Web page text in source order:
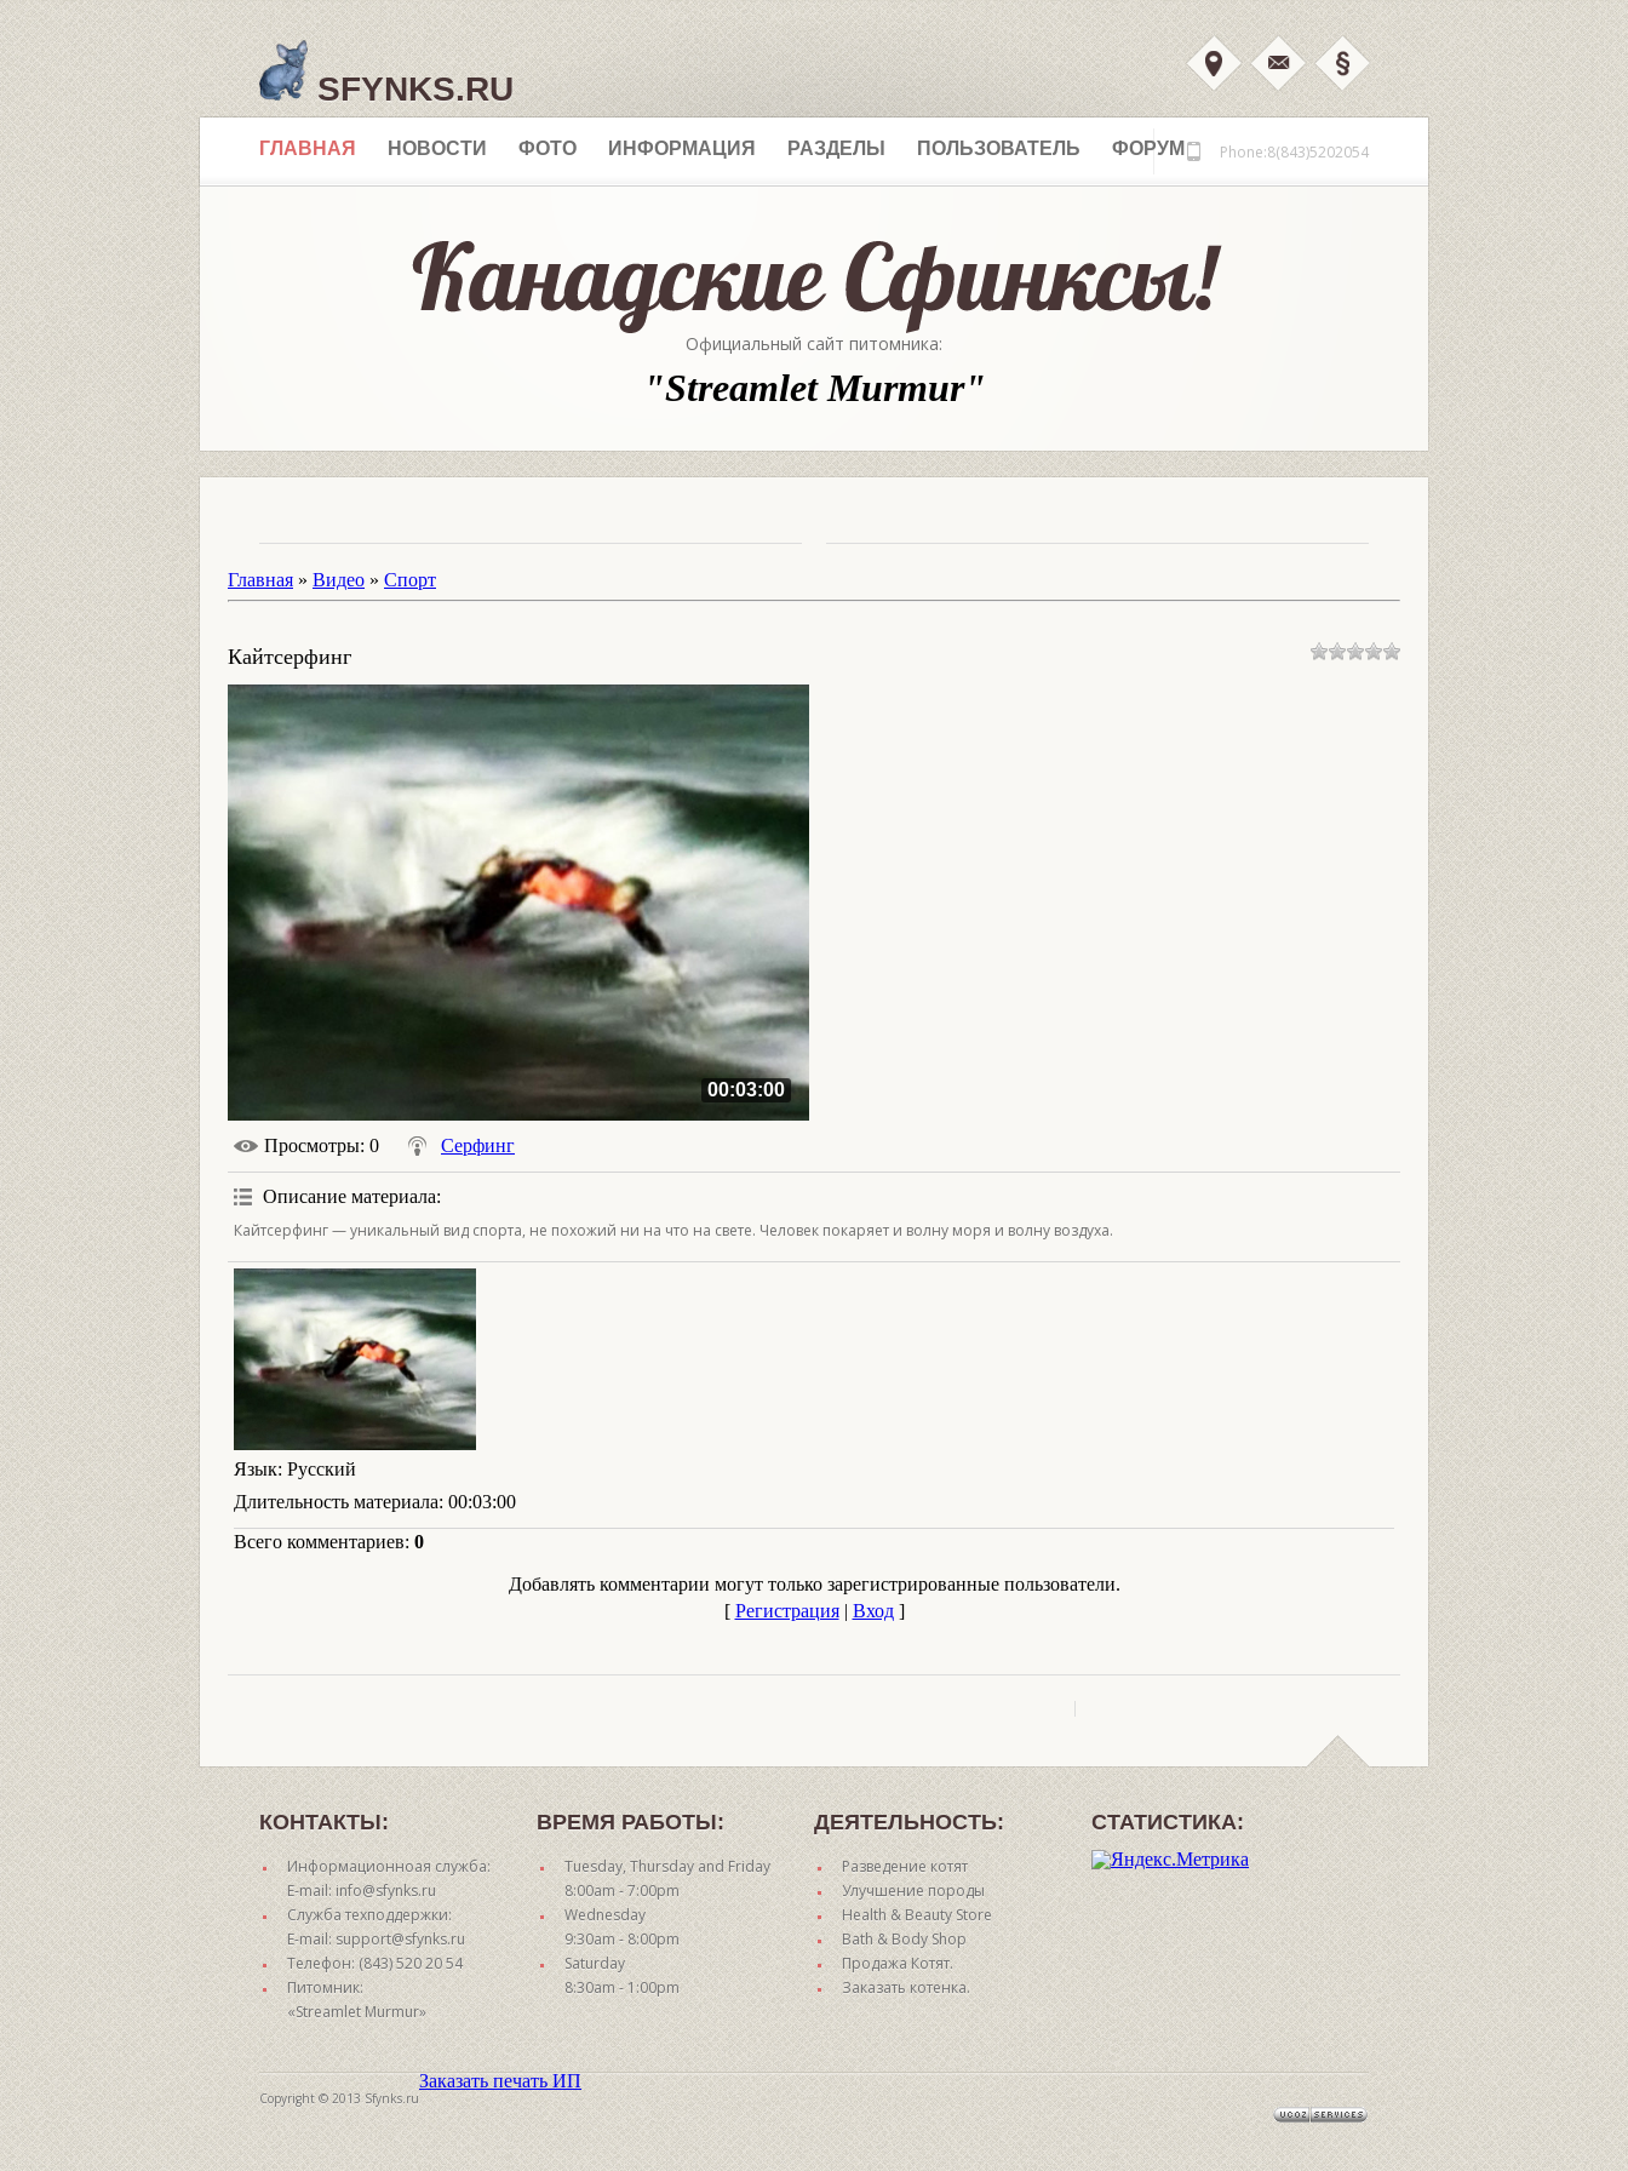
SFYNKS.RU
ГЛАВНАЯ НОВОСТИ ФОТО ИНФОРМАЦИЯ РАЗДЕЛЫ ПОЛЬЗОВАТЕЛЬ ФОРУМ Phone:8(843)5202054
Официальный сайт питомника:
"Streamlet Murmur"
Главная » Видео » Спорт
Кайтсерфинг
00:03:00
Просмотры: 0 Серфинг
Описание материала:
Кайтсерфинг — уникальный вид спорта, не похожий ни на что на свете. Человек покаряет и волну моря и волну воздуха.
Язык: Русский
Длительность материала: 00:03:00
Всего комментариев: 0
Добавлять комментарии могут только зарегистрированные пользователи.
[ Регистрация| Вход]
КОНТАКТЫ:
Информационноая служба:
E-mail: info@sfynks.ru
Служба техподдержки:
E-mail: support@sfynks.ru
Телефон: (843) 520 20 54
Питомник:
«Streamlet Murmur»
ВРЕМЯ РАБОТЫ:
Tuesday, Thursday and Friday
8:00am - 7:00pm
Wednesday
9:30am - 8:00pm
Saturday
8:30am - 1:00pm
ДЕЯТЕЛЬНОСТЬ:
Разведение котят
Улучшение породы
Health & Beauty Store
Bath & Body Shop
Продажа Котят.
Заказать котенка.
СТАТИСТИКА:
Copyright © 2013 Sfynks.ru
Заказать печать ИП